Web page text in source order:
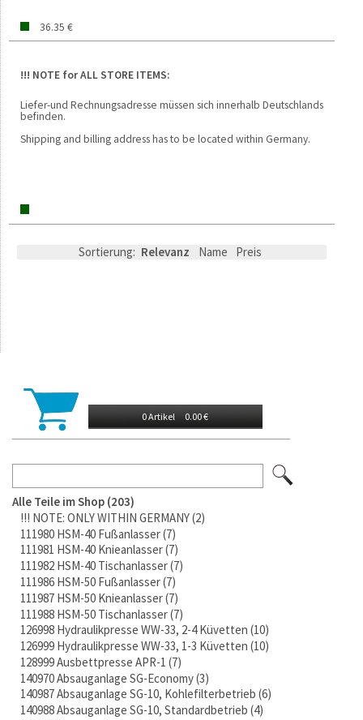
0 Artikel 0.00 €
Alle Teile im Shop 203
!!! NOTE: ONLY WITHIN GERMANY 2
111980 HSM-40 Fußanlasser 7
111981 HSM-40 Knieanlasser 7
111982 HSM-40 Tischanlasser 7
111986 HSM-50 Fußanlasser 7
111987 HSM-50 Knieanlasser 7
111988 HSM-50 Tischanlasser 7
126998 Hydraulikpresse WW-33, 2-4 Küvetten 10
126999 Hydraulikpresse WW-33, 1-3 Küvetten 10
128999 Ausbettpresse APR-1 7
140970 Absauganlage SG-Economy 3
140987 Absauganlage SG-10, Kohlefilterbetrieb 6
140988 Absauganlage SG-10, Standardbetrieb 4
36.35 €
!!! NOTE for ALL STORE ITEMS:
Liefer-und Rechnungsadresse müssen sich innerhalb Deutschlands
befinden.
Shipping and billing address has to be located within Germany.
Sortierung: Relevanz Name Preis